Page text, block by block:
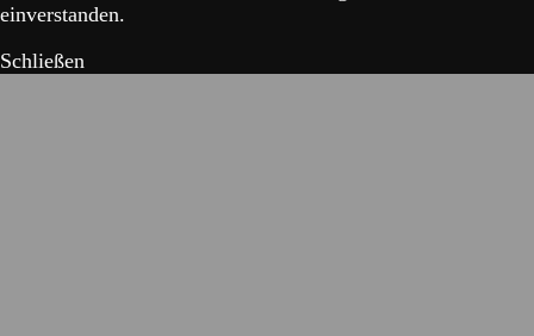
einverstanden.
Schließen